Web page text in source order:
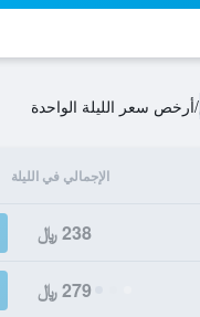
/أرخص سعر الليلة الواحدة
الإجمالي في الليلة
238 ﷼
279 ﷼